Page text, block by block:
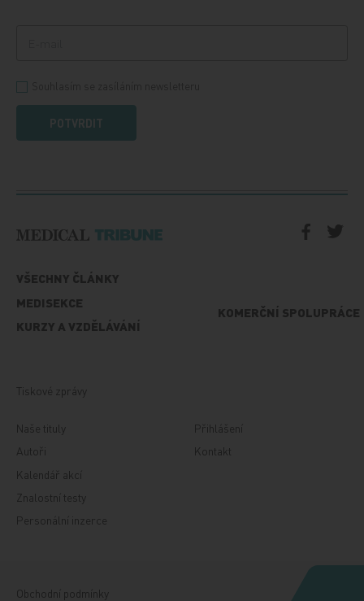
POTVRDIT
VŠECHNY ČLÁNKY
MEDISEKCE
KURZY A VZDĚLÁVÁNÍ
KOMERČNÍ SPOLUPRÁCE
Tiskové zprávy
Naše tituly
Autoři
Kalendář akcí
Znalostní testy
Personální inzerce
Přihlášení
Kontakt
Obchodní podmínky